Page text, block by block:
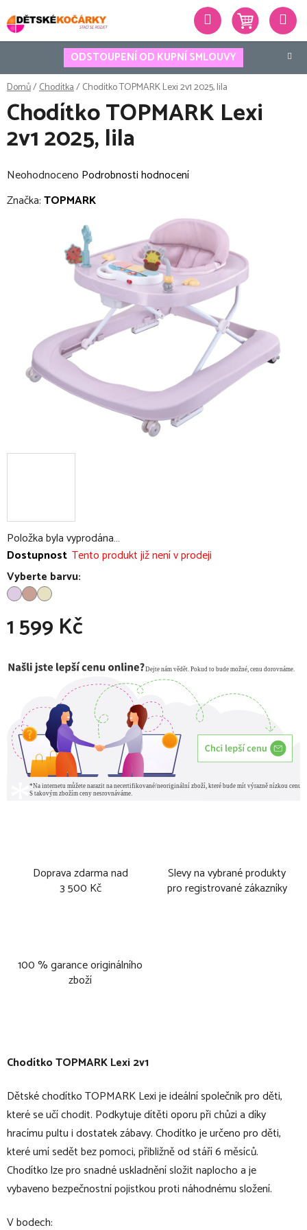
na
obsah
ODSTOUPENÍ OD KUPNÍ SMLOUVY
Hledat
Domů/Chodítka/Chodítko TOPMARK Lexi 2v1 2025, lila
Položka byla vyprodána…
Dostupnost Tento produkt již není v prodeji
Vyberte barvu:
1 599 Kč
Doprava zdarma nad
3 500 Kč
Slevy na vybrané produkty
pro registrované zákazníky
100 % garance originálního
zboží
Chodítko TOPMARK Lexi
2v1 2025, lila
Průměrné
hodnocení
Neohodnoceno Podrobnosti hodnocení
Značka:TOPMARK
Chodítko TOPMARK Lexi 2v1
Dětské chodítko TOPMARK Lexi je ideální společník pro děti,
které se učí chodit. Podkytuje dítěti oporu při chůzi a díky
hracímu pultu i dostatek zábavy. Chodítko je určeno pro děti,
které umí sedět bez pomoci, přibližně od stáří 6 měsíců.
Chodítko lze pro snadné uskladnění složit naplocho a je
vybaveno bezpečnostní pojistkou proti náhodnému složení.
V bodech: